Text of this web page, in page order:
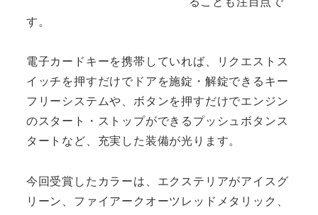
す。
電子カードキーを携帯していれば、リクエストス
イッチを押すだけでドアを施錠・解錠できるキー
フリーシステムや、ボタンを押すだけでエンジン
のスタート・ストップができるプッシュボタンス
タートなど、充実した装備が光ります。
今回受賞したカラーは、エクステリアがアイスグ
リーン、ファイアークオーツレッドメタリック、